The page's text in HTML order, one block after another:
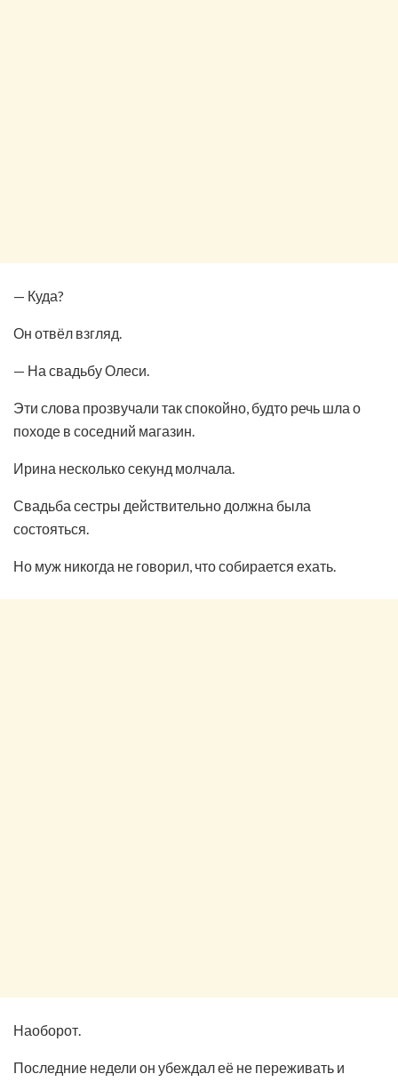
— Куда?
Он отвёл взгляд.
— На свадьбу Олеси.
Эти слова прозвучали так спокойно, будто речь шла о
походе в соседний магазин.
Ирина несколько секунд молчала.
Свадьба сестры действительно должна была
состояться.
Но муж никогда не говорил, что собирается ехать.
Наоборот.
Последние недели он убеждал её не переживать и